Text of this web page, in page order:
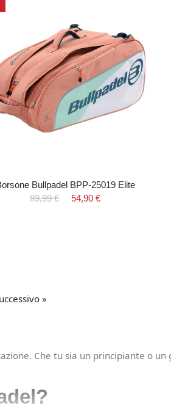
Bullpadel BPP-25019 Elite
89,99 €
54,90 €
»
Che tu sia un principiante o